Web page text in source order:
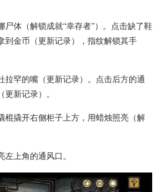
尸体（解锁成就“幸存者”）。点击缺了鞋
到金币（更新记录），指纹解锁其手
拉罕的嘴（更新记录）。点击后方的通
更新记录）。
棍撬开右侧柜子上方，用蜡烛照亮（解
左上角的通风口。